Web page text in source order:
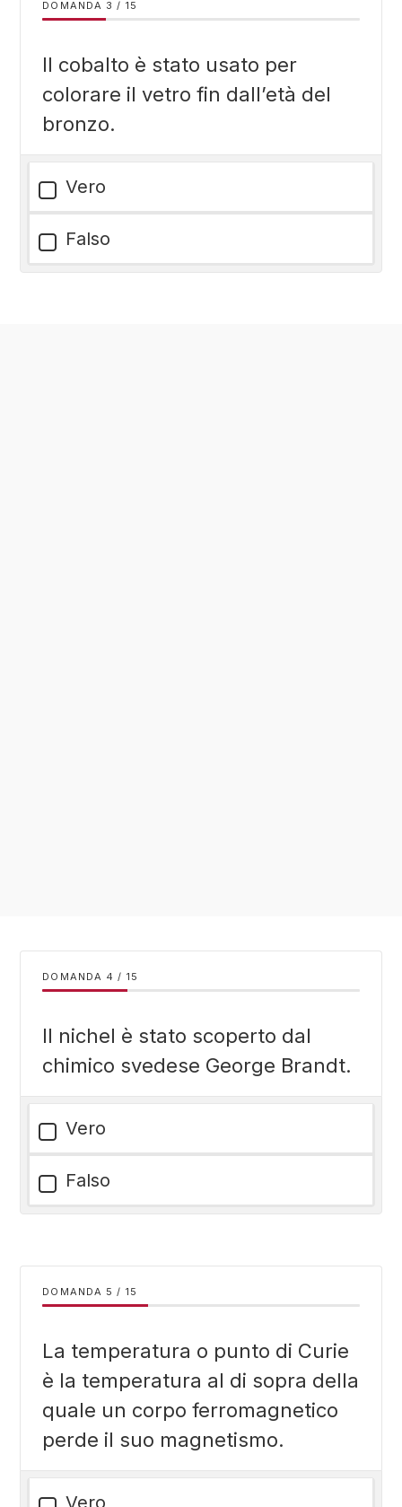
DOMANDA / 15
Il cobalto è stato usato per
colorare il vetro fin dall’età del
bronzo.
Vero
Falso
DOMANDA / 15
Il nichel è stato scoperto dal
chimico svedese George Brandt.
Vero
Falso
DOMANDA / 15
La temperatura o punto di Curie
è la temperatura al di sopra della
quale un corpo ferromagnetico
perde il suo magnetismo.